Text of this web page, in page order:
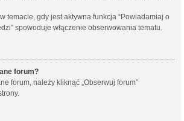
temacie, gdy jest aktywna funkcja “Powiadamiaj o
spowoduje włączenie obserwowania tematu.
forum?
forum, należy kliknąć „Obserwuj forum”